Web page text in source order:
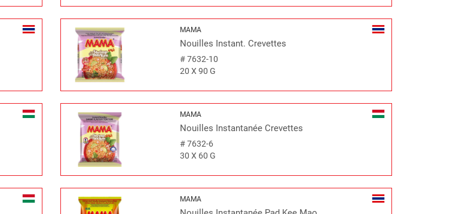
MAMA
Nouilles Instant. Crevettes
#7632-10
20 X 90 G
MAMA
Nouilles Instantanée Crevettes
#7632-6
30 X 60 G
MAMA